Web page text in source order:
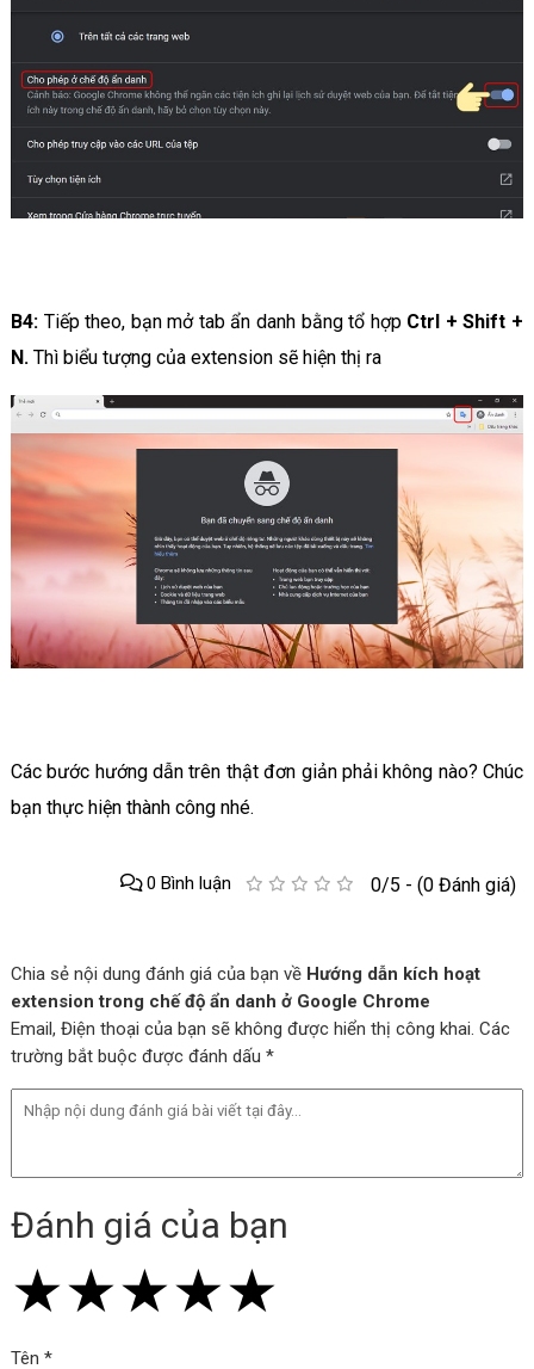
B4:Tiếp theo, bạn mở tab ẩn danh bằng tổ hợp Ctrl + Shift +
N. Thì biểu tượng của extension sẽ hiện thị ra
Các bước hướng dẫn trên thật đơn giản phải không nào? Chúc
bạn thực hiện thành công nhé.
0/5 - (0 Đánh giá)
0 Bình luận
Chia sẻ nội dung đánh giá của bạn về Hướng dẫn kích hoạt
extension trong chế độ ẩn danh ở Google Chrome
Email, Điện thoại của bạn sẽ không được hiển thị công khai. Các
trường bắt buộc được đánh dấu *
Đánh giá của bạn
★
★★
★★★
★★★★
★★★★★
Tên *